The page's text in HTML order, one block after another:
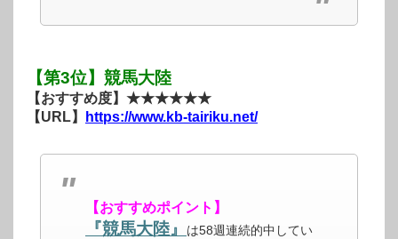
【第3位】競馬大陸
【おすすめ度】★★★★★★
【URL】
https://www.kb-tairiku.net/
【おすすめポイント】
『競馬大陸』
は58週連続的中してい